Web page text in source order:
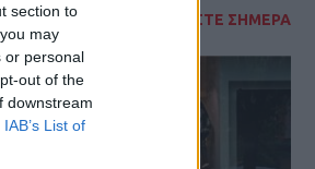
section to
may
or personal
out of the
downstream
IAB’s List of
ΔΙΑΒΑΣΤΕ ΣΗΜΕΡΑ